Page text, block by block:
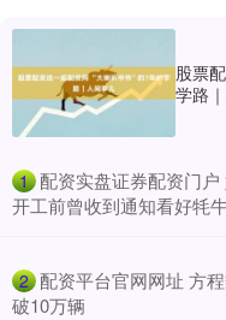
股票
学路
1 配资实盘证券配资门
开工前曾收到通知看好牦
2 配资平台官网网址 方
破10万辆